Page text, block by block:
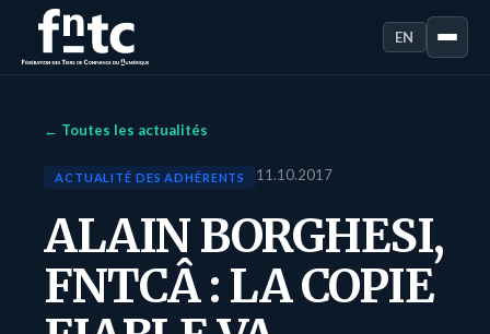
EN
← Toutes les actualités
ACTUALITÉ DES ADHÉRENTS 11.10.2017
ALAIN BORGHESI,
FNTCÂ : LA COPIE